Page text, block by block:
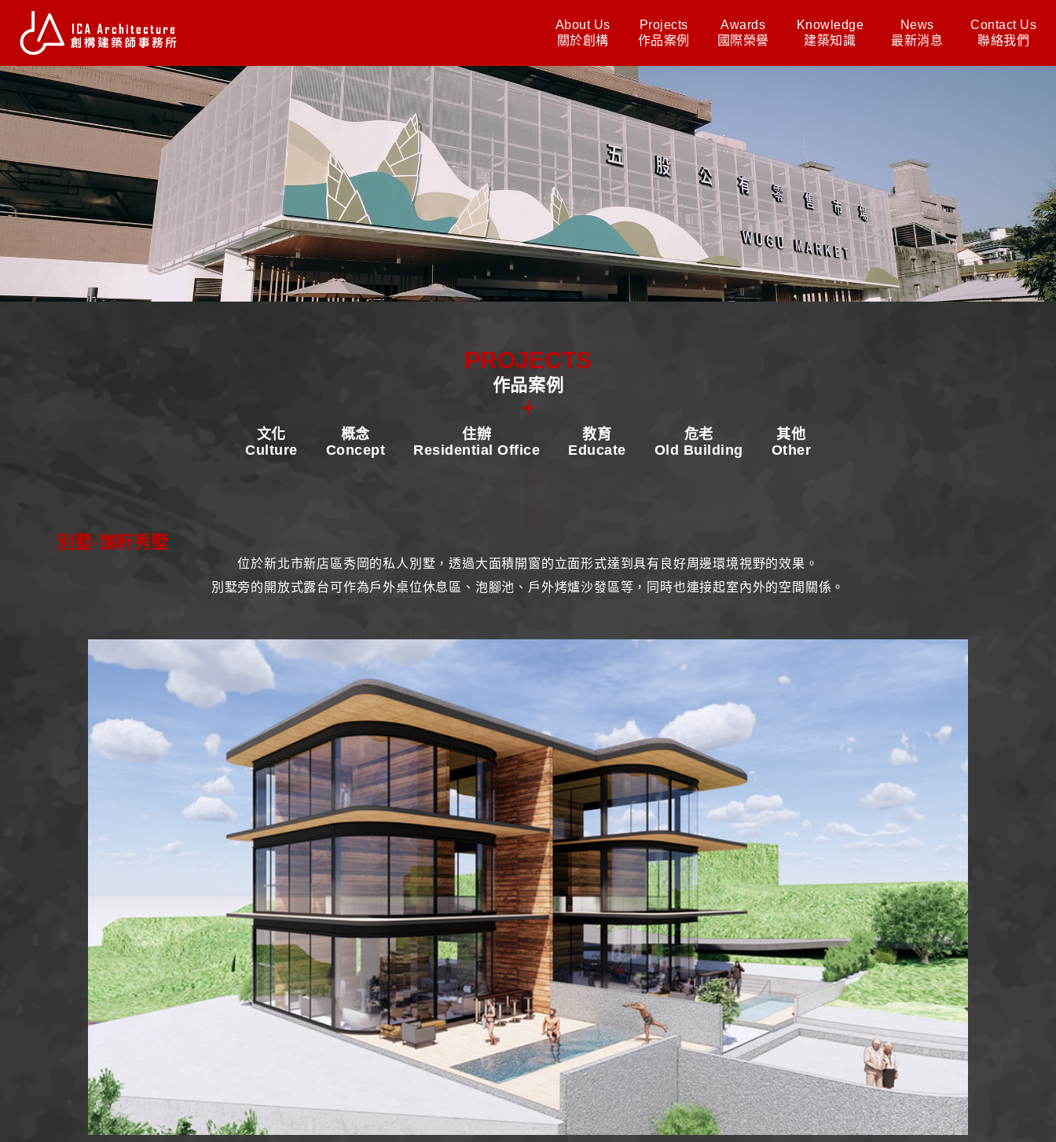
About Us
關於創構
Projects
作品案例
Awards
國際榮譽
Knowledge
建築知識
News
最新消息
Contact Us
聯絡我們
PROJECTS
作品案例
文化
Culture
概念
Concept
住辦
Residential Office
教育
Educate
危老
Old Building
其他
Other
別墅-嵿軒秀墅
位於新北市新店區秀岡的私人別墅，透過大面積開窗的立面形式達到具有良好周邊環境視野的效果。
別墅旁的開放式露台可作為戶外桌位休息區、泡腳池、戶外烤爐沙發區等，同時也連接起室內外的空間關係。